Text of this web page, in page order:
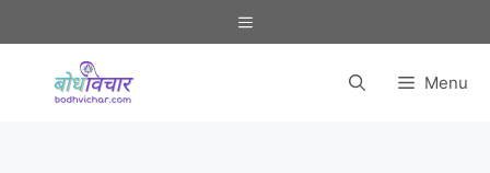
to
Menu
Menu